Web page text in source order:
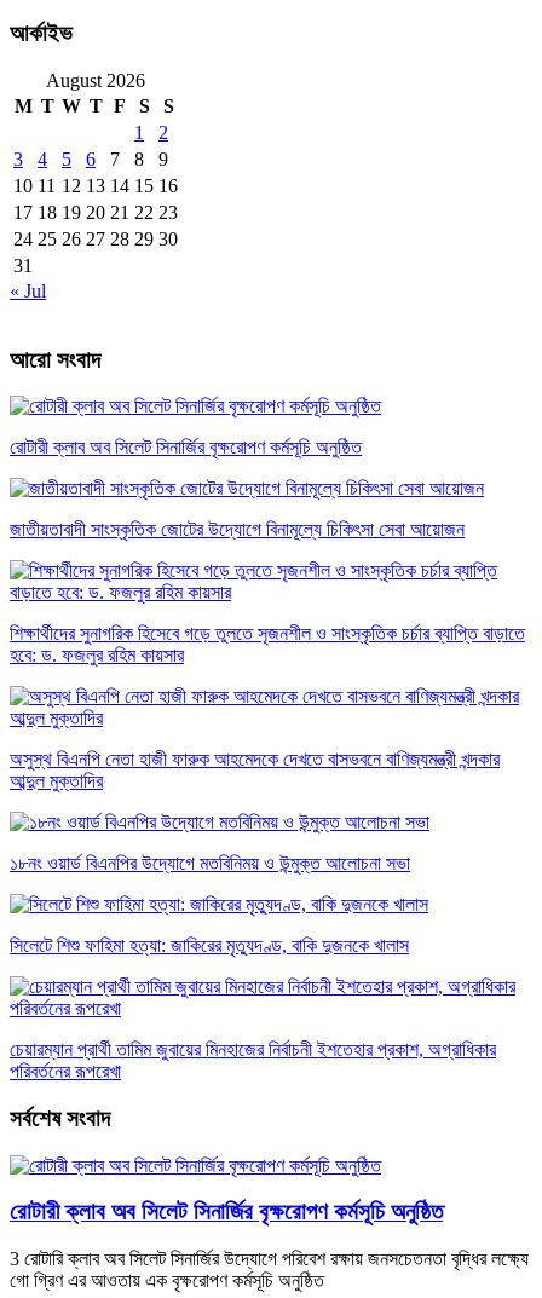
আর্কাইভ
August 2026
M T W T F S
S
1
2
3
4 5 6 7 8
9
10 11 12 13 14 15 16
17 18 19 20 21 22 23
24 25 26 27 28 29 30
31
« Jul
আরো সংবাদ
রোটারী ক্লাব অব সিলেট সিনার্জির বৃক্ষরোপণ কর্মসূচি অনুষ্ঠিত
জাতীয়তাবাদী সাংস্কৃতিক জোটের উদ্যোগে বিনামূল্যে চিকিৎসা সেবা আয়োজন
শিক্ষার্থীদের সুনাগরিক হিসেবে গড়ে তুলতে সৃজনশীল ও সাংস্কৃতিক চর্চার ব্যাপ্তি বাড়াতে
হবে: ড. ফজলুর রহিম কায়সার
অসুস্থ বিএনপি নেতা হাজী ফারুক আহমেদকে দেখতে বাসভবনে বাণিজ্যমন্ত্রী খন্দকার
আব্দুল মুক্তাদির
১৮নং ওয়ার্ড বিএনপির উদ্যোগে মতবিনিময় ও উন্মুক্ত আলোচনা সভা
সিলেটে শিশু ফাহিমা হত্যা: জাকিরের মৃত্যুদণ্ড, বাকি দুজনকে খালাস
চেয়ারম্যান প্রার্থী তামিম জুবায়ের মিনহাজের নির্বাচনী ইশতেহার প্রকাশ, অগ্রাধিকার
পরিবর্তনের রূপরেখা
সর্বশেষ সংবাদ
রোটারী ক্লাব অব সিলেট সিনার্জির বৃক্ষরোপণ কর্মসূচি অনুষ্ঠিত
3 রোটারি ক্লাব অব সিলেট সিনার্জির উদ্যোগে পরিবেশ রক্ষায় জনসচেতনতা বৃদ্ধির লক্ষ্যে
গো গ্রিণ এর আওতায় এক বৃক্ষরোপণ কর্মসূচি অনুষ্ঠিত